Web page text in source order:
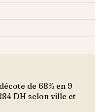
de 68% en 9
DH selon ville et